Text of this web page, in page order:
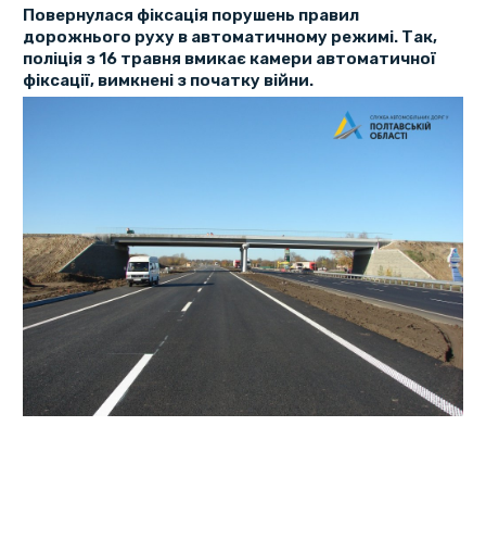
Повернулася фіксація порушень правил
дорожнього руху в автоматичному режимі. Так,
поліція з 16 травня вмикає камери автоматичної
фіксації, вимкнені з початку війни.